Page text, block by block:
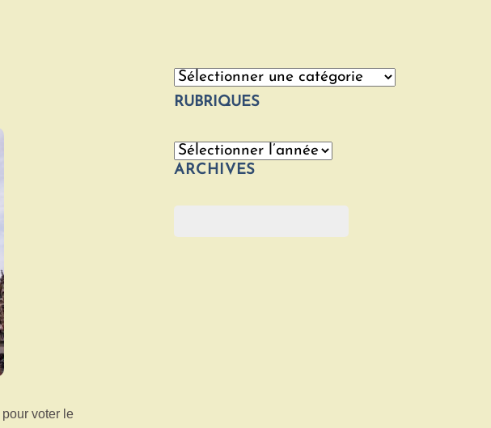
pour voter le
Catégories
RUBRIQUES
Archives
ARCHIVES